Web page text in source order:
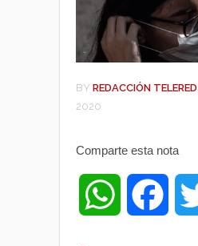
BY REDACCIÓN TELERED
2020
Comparte esta nota
W